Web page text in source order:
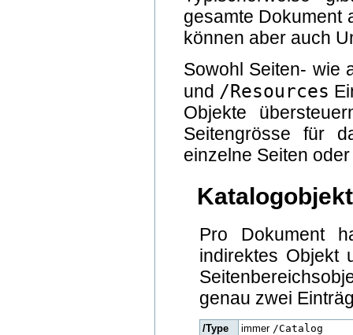
gesamte Dokument
können aber auch
Sowohl Seiten- wie
und /Resources
Objekte
Seitengrösse für
einzelne Seiten
Katalogobjekt
Pro Dokument
indirektes Objekt
genau zwei
/Type immer /Catalog